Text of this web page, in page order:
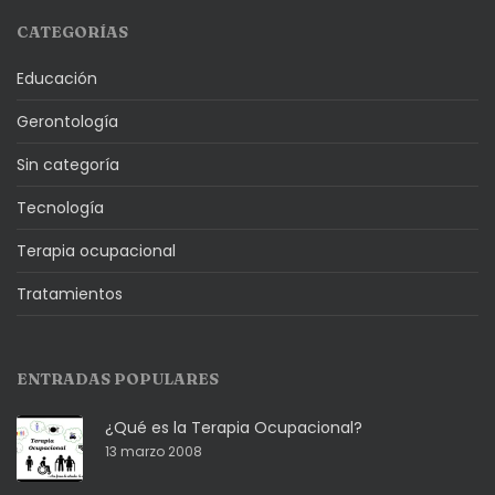
CATEGORÍAS
Educación
Gerontología
Sin categoría
Tecnología
Terapia ocupacional
Tratamientos
ENTRADAS POPULARES
¿Qué es la Terapia Ocupacional?
13 marzo 2008